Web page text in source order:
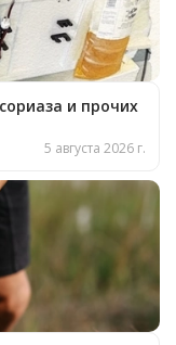
и прочих
5 августа 2026 г.